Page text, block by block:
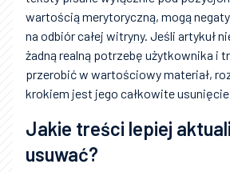
wartością merytoryczną, mogą
na odbiór całej witryny. Jeśli artykuł
żadną realną potrzebę użytkownika i
przerobić w wartościowy materiał,
krokiem jest jego całkowite
Jakie treści lepiej
usuwać?